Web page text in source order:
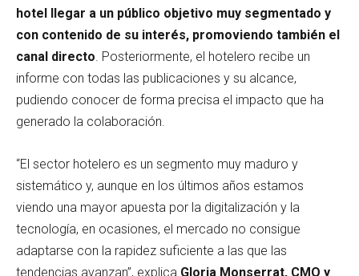
hotel llegar a un público objetivo muy segmentado y
con contenido de su interés, promoviendo también el
canal directo . Posteriormente, el hotelero recibe un
informe con todas las publicaciones y su alcance,
pudiendo conocer de forma precisa el impacto que ha
generado la colaboración.
“El sector hotelero es un segmento muy maduro y
sistemático y, aunque en los últimos años estamos
viendo una mayor apuesta por la digitalización y la
tecnología, en ocasiones, el mercado no consigue
adaptarse con la rapidez suficiente a las que las
tendencias avanzan”, explica Gloria Monserrat, CMO y